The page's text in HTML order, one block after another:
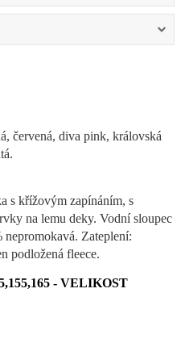
červená, diva pink, královská
s křížovým zapínáním, s
na lemu deky. Vodní sloupec
Zateplení:
podložená fleece.
-VELIKOST